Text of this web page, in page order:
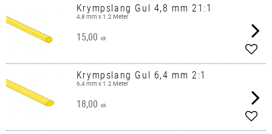
Krympslang Gul 4,8 mm 21:1
4,8 mm x 1.2 Meter
15,00 KR
Add
Krympslang Gul 6,4 mm 2:1
6,4 mm x 1.2 Meter
18,00 KR
Add